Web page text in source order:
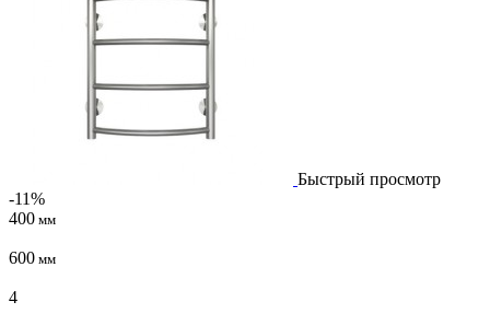
Быстрый просмотр
-11%
400 мм
600 мм
4